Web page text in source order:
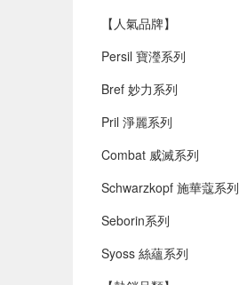
【人氣品牌】
Persil 寶瀅系列
Bref 妙力系列
Pril 淨麗系列
Combat 威滅系列
Schwarzkopf 施華蔻系列
Seborin系列
Syoss 絲蘊系列